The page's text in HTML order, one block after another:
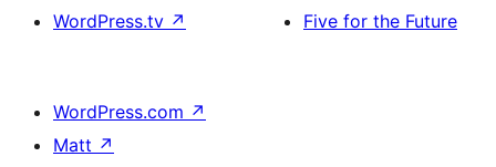
WordPress.tv ↗
Five for the Future
WordPress.com ↗
Matt ↗